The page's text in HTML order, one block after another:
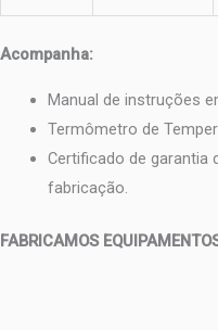
Acompanha:
Manual de instruções
Termômetro de
Certificado de garantia
fabricação.
FABRICAMOS